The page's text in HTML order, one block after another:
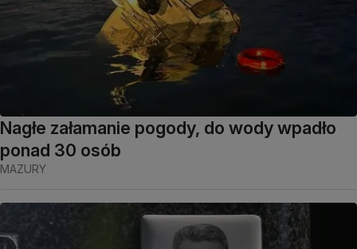
Nagłe załamanie pogody, do wody wpadło
ponad 30 osób
MAZURY